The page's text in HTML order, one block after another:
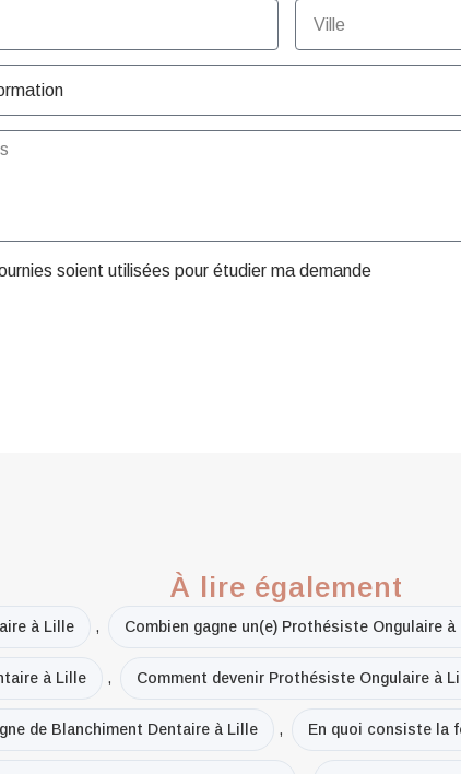
soient utilisées pour étudier ma demande
À lire également
à Lille , Combien gagne un(e) Prothésiste Ongulaire à
à Lille , Comment devenir Prothésiste Ongulaire à
de Blanchiment Dentaire à Lille , En quoi consiste la